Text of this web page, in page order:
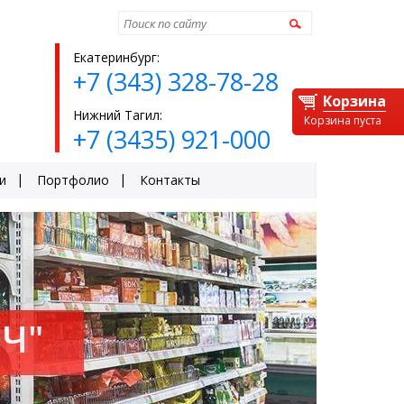
Екатеринбург:
+7 (343) 328-78-28
Нижний Тагил:
+7 (3435) 921-000
Портфолио Контакты
Корзина
Корзина пуста